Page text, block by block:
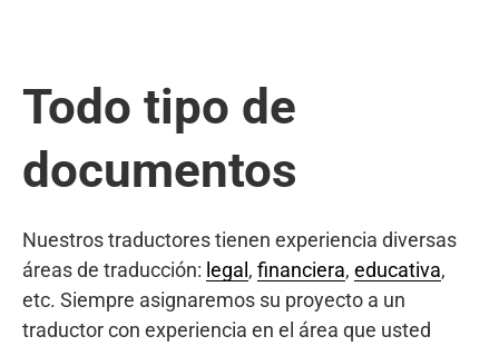
Todo tipo de
documentos
Nuestros traductores tienen experiencia diversas
áreas de traducción: legal , financiera, educativa,
etc. Siempre asignaremos su proyecto a un
traductor con experiencia en el área que usted